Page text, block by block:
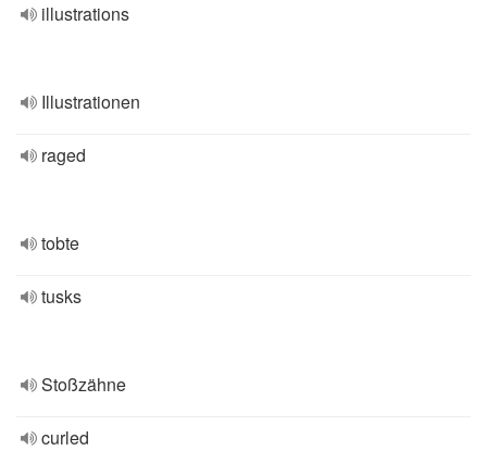
illustrations
Illustrationen
raged
tobte
tusks
Stoßzähne
curled